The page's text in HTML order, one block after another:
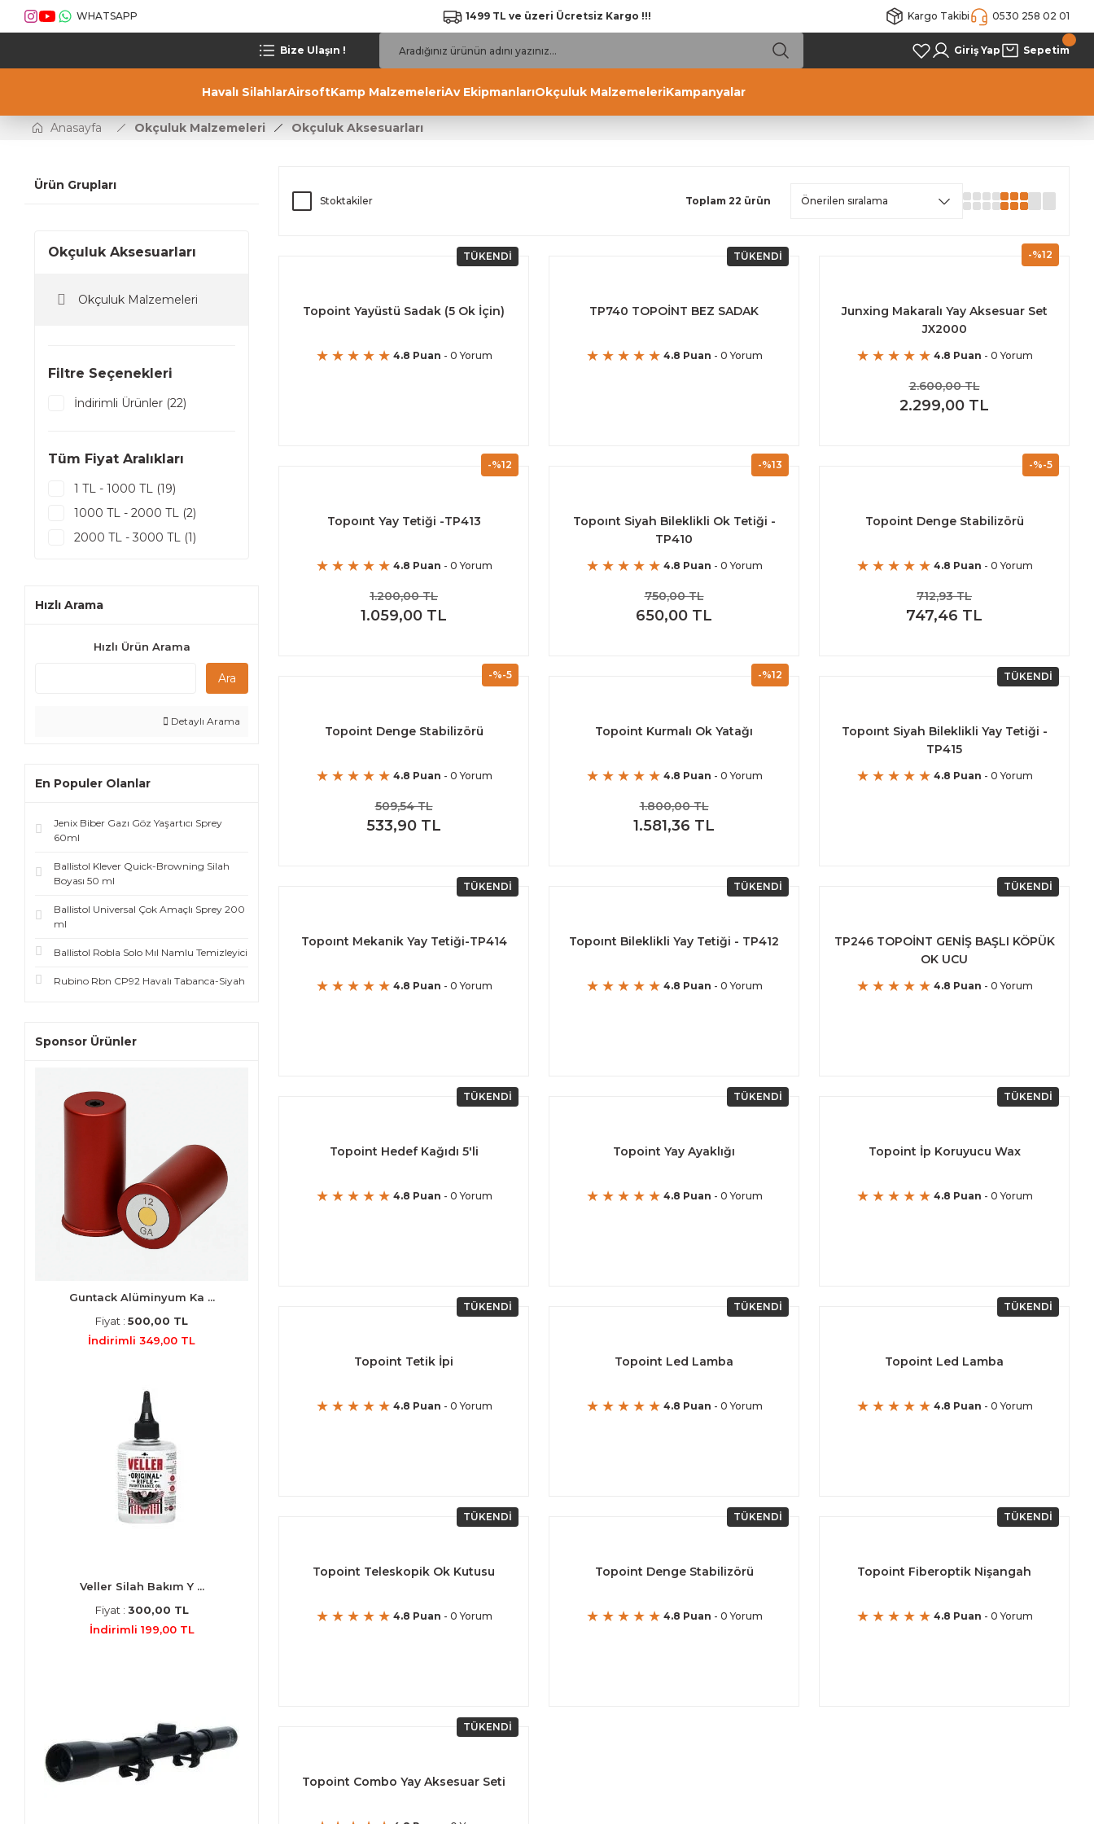
WHATSAPP 1499 TL ve üzeri Ücretsiz Kargo !!! Kargo Takibi 0530 258 02 01
Bize Ulaşın ! Giriş Yap Sepetim
Havalı SilahlarAirsoftKamp MalzemeleriAv EkipmanlarıOkçuluk MalzemeleriKampanyalar
Anasayfa Okçuluk Malzemeleri Okçuluk Aksesuarları
Ürün Grupları
Okçuluk Aksesuarları
Okçuluk Malzemeleri
Filtre Seçenekleri
İndirimli Ürünler (22)
Tüm Fiyat Aralıkları
1 TL - 1000 TL (19)
1000 TL - 2000 TL (2)
2000 TL - 3000 TL (1)
Hızlı Arama
Hızlı Ürün Arama
Ara
Detaylı Arama
En Populer Olanlar
Jenix Biber Gazı Göz Yaşartıcı Sprey
60ml
Ballistol Klever Quick-Browning Silah
Boyası 50 ml
Ballistol Universal Çok Amaçlı Sprey 200
ml
Ballistol Robla Solo Mıl Namlu Temizleyici
Rubino Rbn CP92 Havalı Tabanca-Siyah
Sponsor Ürünler
Guntack Alüminyum Ka ...
Fiyat : 500,00 TL
İndirimli 349,00 TL
Veller Silah Bakım Y ...
Fiyat : 300,00 TL
İndirimli 199,00 TL
Stoktakiler Toplam 22 ürün
TÜKENDİ
Topoint Yayüstü Sadak (5 Ok İçin)
4.8 Puan - 0 Yorum
TÜKENDİ
TP740 TOPOİNT BEZ SADAK
4.8 Puan - 0 Yorum
-%12
Junxing Makaralı Yay Aksesuar Set
JX2000
4.8 Puan - 0 Yorum
2.600,00 TL
2.299,00 TL
-%12
Topoınt Yay Tetiği -TP413
4.8 Puan - 0 Yorum
1.200,00 TL
1.059,00 TL
-%13
Topoınt Siyah Bileklikli Ok Tetiği -
TP410
4.8 Puan - 0 Yorum
750,00 TL
650,00 TL
-%-5
Topoint Denge Stabilizörü
4.8 Puan - 0 Yorum
712,93 TL
747,46 TL
-%-5
Topoint Denge Stabilizörü
4.8 Puan - 0 Yorum
509,54 TL
533,90 TL
-%12
Topoint Kurmalı Ok Yatağı
4.8 Puan - 0 Yorum
1.800,00 TL
1.581,36 TL
TÜKENDİ
Topoınt Siyah Bileklikli Yay Tetiği -
TP415
4.8 Puan - 0 Yorum
TÜKENDİ
Topoınt Mekanik Yay Tetiği-TP414
4.8 Puan - 0 Yorum
TÜKENDİ
Topoınt Bileklikli Yay Tetiği - TP412
4.8 Puan - 0 Yorum
TÜKENDİ
TP246 TOPOİNT GENİŞ BAŞLI KÖPÜK
OK UCU
4.8 Puan - 0 Yorum
TÜKENDİ
Topoint Hedef Kağıdı 5'li
4.8 Puan - 0 Yorum
TÜKENDİ
Topoint Yay Ayaklığı
4.8 Puan - 0 Yorum
TÜKENDİ
Topoint İp Koruyucu Wax
4.8 Puan - 0 Yorum
TÜKENDİ
Topoint Tetik İpi
4.8 Puan - 0 Yorum
TÜKENDİ
Topoint Led Lamba
4.8 Puan - 0 Yorum
TÜKENDİ
Topoint Led Lamba
4.8 Puan - 0 Yorum
TÜKENDİ
Topoint Teleskopik Ok Kutusu
4.8 Puan - 0 Yorum
TÜKENDİ
Topoint Denge Stabilizörü
4.8 Puan - 0 Yorum
TÜKENDİ
Topoint Fiberoptik Nişangah
4.8 Puan - 0 Yorum
TÜKENDİ
Topoint Combo Yay Aksesuar Seti